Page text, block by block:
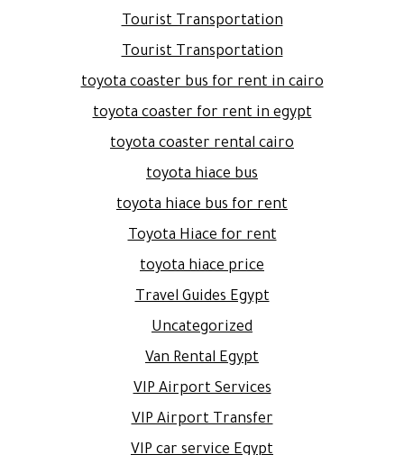
Tourist Transportation
Tourist Transportation
toyota coaster bus for rent in cairo
toyota coaster for rent in egypt
toyota coaster rental cairo
toyota hiace bus
toyota hiace bus for rent
Toyota Hiace for rent
toyota hiace price
Travel Guides Egypt
Uncategorized
Van Rental Egypt
VIP Airport Services
VIP Airport Transfer
VIP car service Egypt